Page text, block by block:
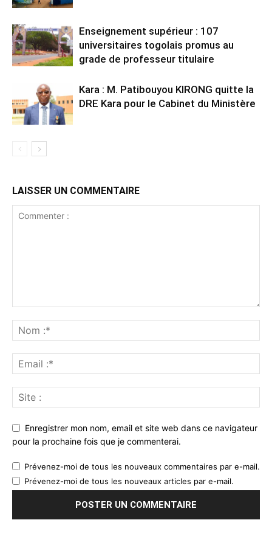
Enseignement supérieur : 107
universitaires togolais promus au
grade de professeur titulaire
Kara : M. Patibouyou KIRONG quitte la
DRE Kara pour le Cabinet du Ministère
LAISSER UN COMMENTAIRE
Enregistrer mon nom, email et site web dans ce navigateur
pour la prochaine fois que je commenterai.
Prévenez-moi de tous les nouveaux commentaires par e-mail.
Prévenez-moi de tous les nouveaux articles par e-mail.